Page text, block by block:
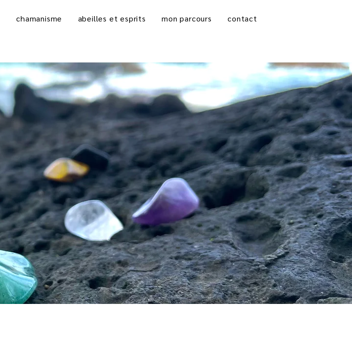
chamanisme abeilles et esprits mon parcours contact